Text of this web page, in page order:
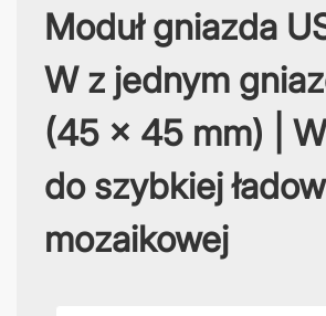
Moduł gniazda
W z jednym
(45 x 45 mm) |
do szybkiej
mozaikowej